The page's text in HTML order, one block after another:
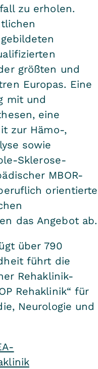
zu erholen.
größten und
Europas. Eine
mit und
eine
zur Hämo-,
sowie
Sklerose-
MBOR-
orientierte
das Angebot ab.
über 790
führt die
Rehaklinik-
Rehaklinik“ für
Neurologie und